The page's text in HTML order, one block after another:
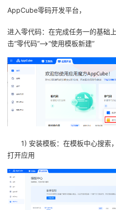
AppCube零码开发平台，
进入零代码：在完成任务一的基础
击“零代码”——“使用模板新建”
1) 安装模板：在模板中心搜索，
打开应用